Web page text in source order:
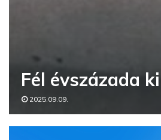
Fél évszázada
2025.09.09.